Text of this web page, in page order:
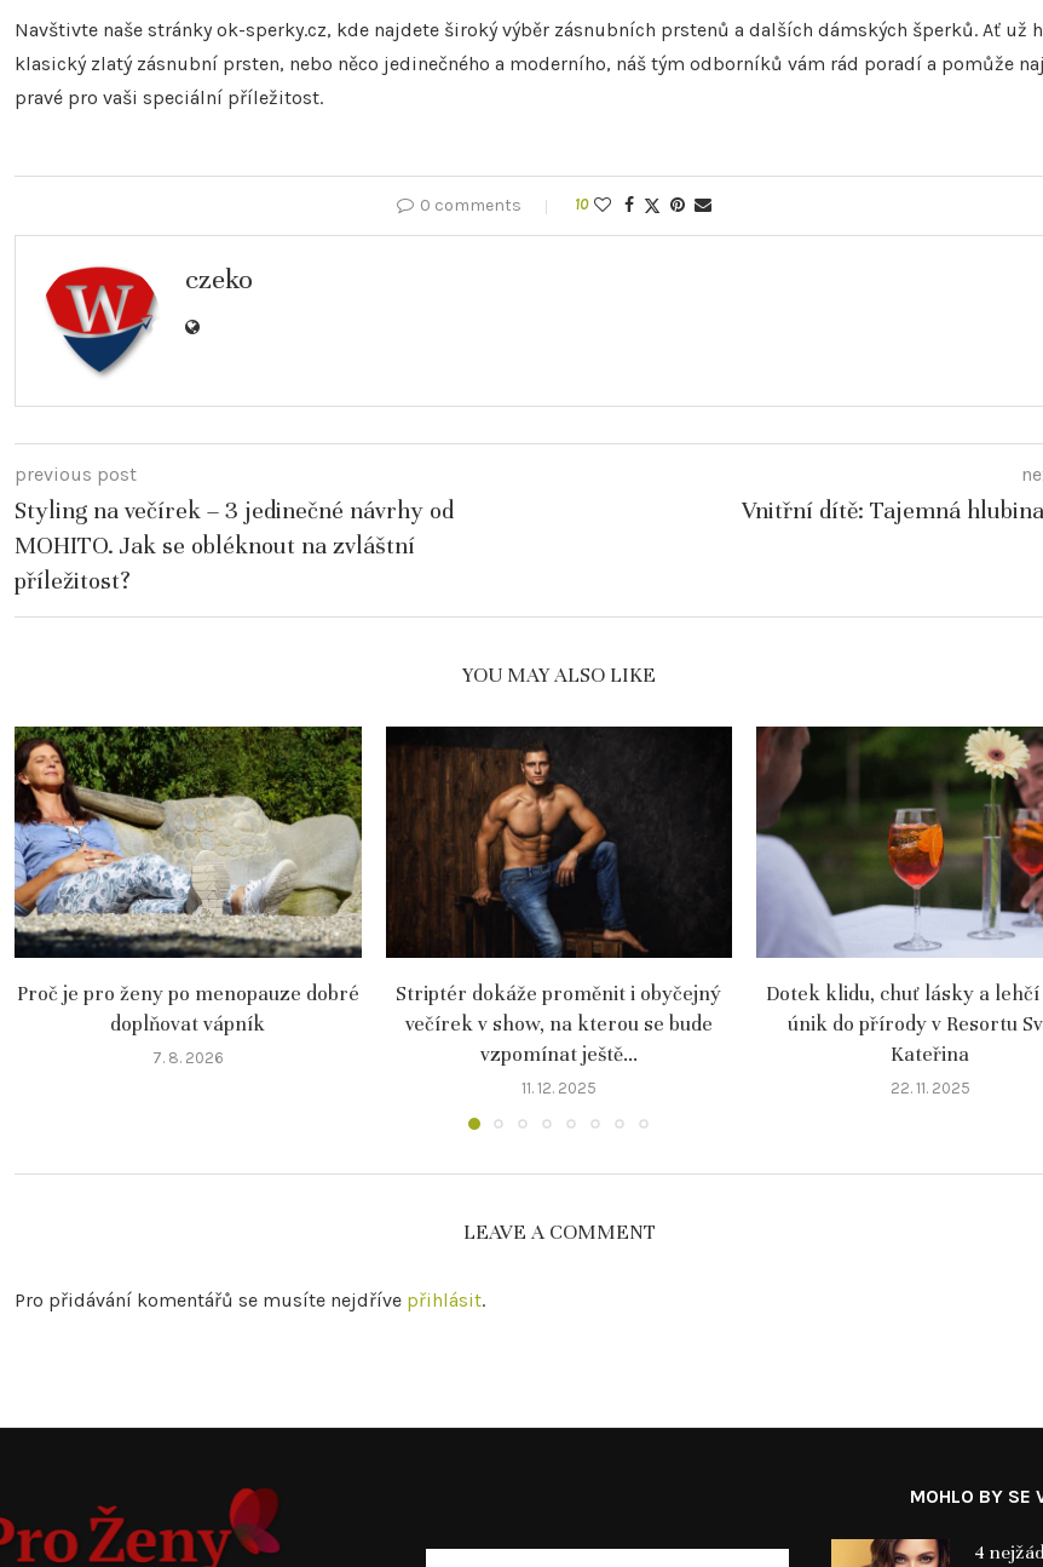
Navštivte naše stránky ok-sperky.cz, kde najdete široký výběr zásnubních prstenů a dalších dámských šperků. Ať už
klasický zlatý zásnubní prsten, nebo něco jedinečného a moderního, náš tým odborníků vám rád poradí a pomůže
pravé pro vaši speciální příležitost.
0 comments 10
czeko
previous post
Styling na večírek – 3 jedinečné návrhy od
MOHITO. Jak se obléknout na zvláštní
příležitost?
Vnitřní dítě: Tajemná
YOU MAY ALSO LIKE
Proč je pro ženy po menopauze dobré
doplňovat vápník
7. 8. 2026
Striptér dokáže proměnit i obyčejný
večírek v show, na kterou se bude
vzpomínat ještě...
11. 12. 2025
Dotek klidu, chuť lásky a
únik do přírody v Resortu
Kateřina
22. 11. 2025
LEAVE A COMMENT
Pro přidávání komentářů se musíte nejdříve přihlásit.
MOHLO BY SE
4